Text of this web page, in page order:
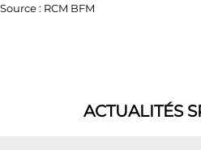
Source : RCM BFM
ACTUALITÉS